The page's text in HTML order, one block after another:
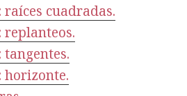
cuadradas.
replanteos.
horizonte.